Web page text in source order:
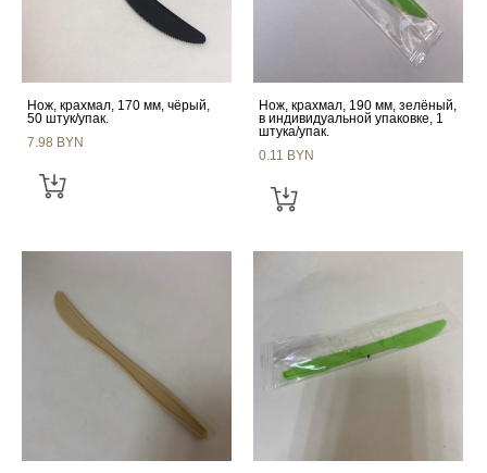
Нож, крахмал, 170 мм, чёрый,
50 штук/упак.
7.98 BYN
Нож, крахмал, 190 мм, зелёный,
в индивидуальной упаковке, 1
штука/упак.
0.11 BYN